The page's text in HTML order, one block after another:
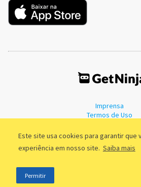
Este site usa cookies para garantir que
experiência em nosso site. Saiba mais
Permitir
Imprensa
Termos de Uso
©2011 - 2026, GetNinjas LTDA. CNPJ
Fernandes Coelho, 85 - 3º andar -